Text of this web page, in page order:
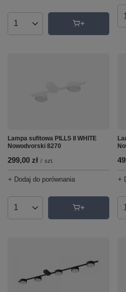
Ilość produktów
Lampa sufitowa PILLS II WHITE
Nowodvorski 8270
299,00 zł / szt.
+ Dodaj do porównania
Ilość produktów
+